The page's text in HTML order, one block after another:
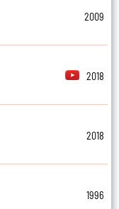
2009
2018
2018
1996